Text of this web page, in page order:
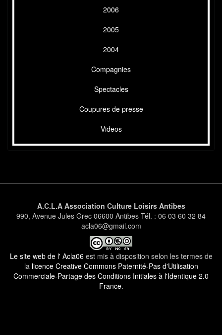
2006
2005
2004
Compagnies
Spectacles
Coupures de presse
Videos
A.C.L.A Association Culture Loisirs Antibes
990, Avenue Jules Grec 06600 Antibes Tél. : 06 03 60 32 84
acla06@gmail.com
Le site web de l' Acla06est mis à disposition selon les termes de
la licence Creative Commons Paternité-Pas d'Utilisation
Commerciale-Partage des Conditions Initiales à l'Identique 2.0
France.